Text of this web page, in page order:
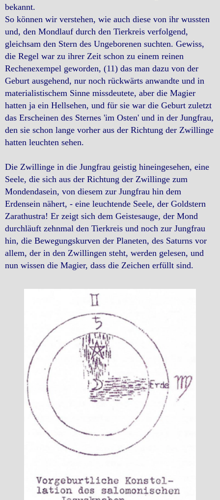
bekannt.
So können wir verstehen, wie auch diese von ihr wussten
und, den Mondlauf durch den Tierkreis verfolgend,
gleichsam den Stern des Ungeborenen suchten. Gewiss,
die Regel war zu ihrer Zeit schon zu einem reinen
Rechenexempel geworden, (11) das man dazu von der
Geburt ausgehend, nur noch rückwärts anwandte und in
materialistischem Sinne missdeutete, aber die Magier
hatten ja ein Hellsehen, und für sie war die Geburt zuletzt
das Erscheinen des Sternes 'im Osten' und in der Jungfrau,
den sie schon lange vorher aus der Richtung der Zwillinge
hatten leuchten sehen.
Die Zwillinge in die Jungfrau geistig hineingesehen, eine
Seele, die sich aus der Richtung der Zwillinge zum
Mondendasein, von diesem zur Jungfrau hin dem
Erdensein nähert, - eine leuchtende Seele, der Goldstern
Zarathustra! Er zeigt sich dem Geistesauge, der Mond
durchläuft zehnmal den Tierkreis und noch zur Jungfrau
hin, die Bewegungskurven der Planeten, des Saturns vor
allem, der in den Zwillingen steht, werden gelesen, und
nun wissen die Magier, dass die Zeichen erfüllt sind.